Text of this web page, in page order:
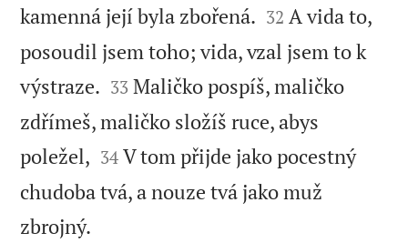
kamenná její byla zbořená. 

32 A vida to,
posoudil jsem toho; vida, vzal jsem to k
výstraze. 

33 Maličko pospíš, maličko
zdřímeš, maličko složíš ruce, abys
poležel, 

34 V tom přijde jako pocestný
chudoba tvá, a nouze tvá jako muž
zbrojný.